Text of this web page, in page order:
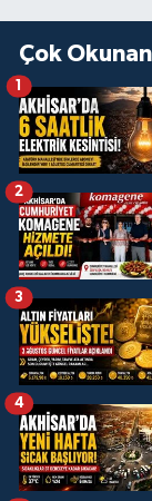
Çok
1
2
3
4